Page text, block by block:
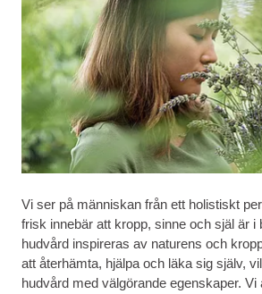
Vi ser på människan från ett holistiskt
frisk innebär att kropp, sinne och själ är i
hudvård inspireras av naturens och
att återhämta, hjälpa och läka sig själv,
hudvård med välgörande egenskaper. Vi